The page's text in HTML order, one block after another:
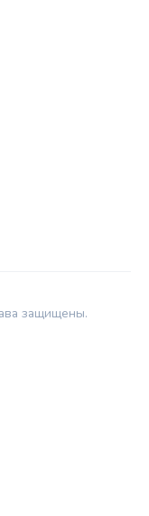
защищены.